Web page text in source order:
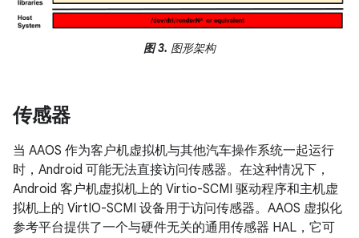
图 3. 图形架构
传感器
当 AAOS 作为客户机虚拟机与其他汽车操作系统一起运行
时，Android 可能无法直接访问传感器。在这种情况下，
Android 客户机虚拟机上的 Virtio-SCMI 驱动程序和主机虚
拟机上的 VirtIO-SCMI 设备用于访问传感器。AAOS 虚拟化
参考平台提供了一个与硬件无关的通用传感器 HAL，它可